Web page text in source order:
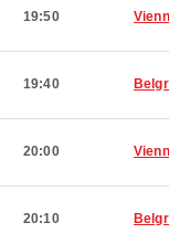
19:50
19:40
20:00
20:10